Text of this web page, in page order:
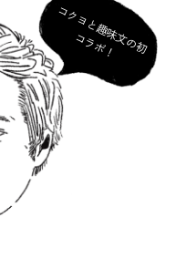
コ
ク
ヨ
と
趣
味
文
の
初
コ
ラ
ボ
！